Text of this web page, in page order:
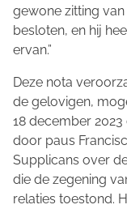
gewone zitting
besloten, en hij
ervan.”
Deze nota
de gelovigen,
18 december
door paus
Supplicans over
die de zegening
relaties toestond.